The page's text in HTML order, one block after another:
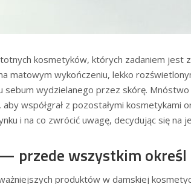
kosmetyków, których zadaniem jest
matowym wykończeniu, lekko
sebum wydzielanego przez skórę.
współgrał z pozostałymi kosmetykami
i na co zwrócić uwagę, decydując się na
przede wszystkim
produktów w damskiej